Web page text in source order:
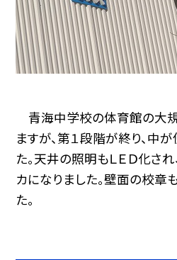
青海中学校の体育館の大
ますが、第１段階が終り、中
た。天井の照明もＬＥＤ化さ
カになりました。壁面の校章
た。